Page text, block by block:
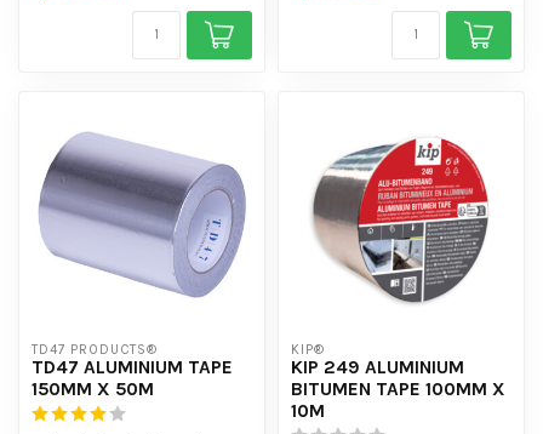
TD47 PRODUCTS®
TD47 ALUMINIUM TAPE
150MM X 50M
KIP®
KIP 249 ALUMINIUM
BITUMEN TAPE 100MM X
10M